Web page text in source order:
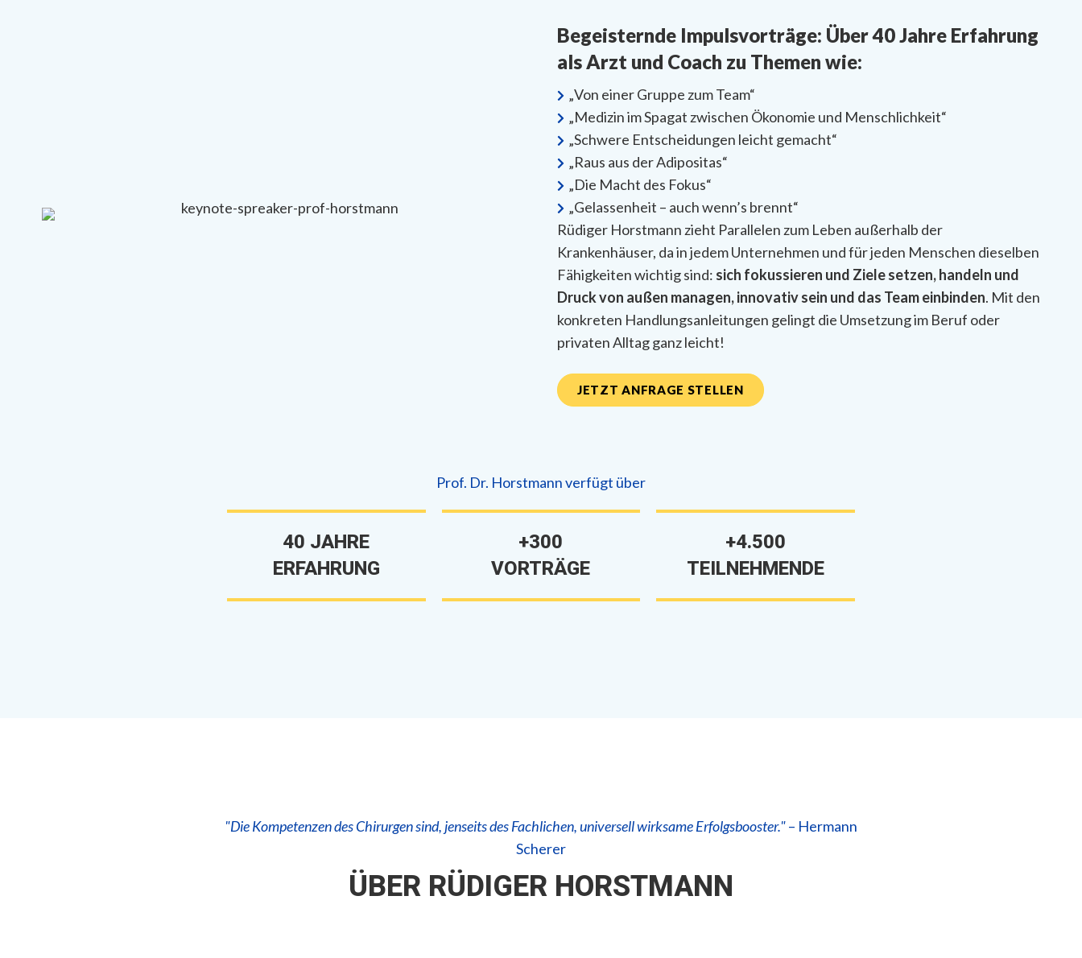
Begeisternde Impulsvorträge: Über 40 Jahre Erfahrung
als Arzt und Coach zu Themen wie:
„Von einer Gruppe zum Team“
„Medizin im Spagat zwischen Ökonomie und Menschlichkeit“
„Schwere Entscheidungen leicht gemacht“
„Raus aus der Adipositas“
„Die Macht des Fokus“
„Gelassenheit – auch wenn’s brennt“
Rüdiger Horstmann zieht Parallelen zum Leben außerhalb der
Krankenhäuser, da in jedem Unternehmen und für jeden Menschen dieselben
Fähigkeiten wichtig sind: sich fokussieren und Ziele setzen, handeln und
Druck von außen managen, innovativ sein und das Team einbinden. Mit den
konkreten Handlungsanleitungen gelingt die Umsetzung im Beruf oder
privaten Alltag ganz leicht!
JETZT ANFRAGE STELLEN
Prof. Dr. Horstmann verfügt über
40 JAHRE
ERFAHRUNG
+300
VORTRÄGE
+4.500
TEILNEHMENDE
"Die Kompetenzen des Chirurgen sind, jenseits des Fachlichen, universell wirksame Erfolgsbooster."– Hermann
Scherer
ÜBER RÜDIGER HORSTMANN